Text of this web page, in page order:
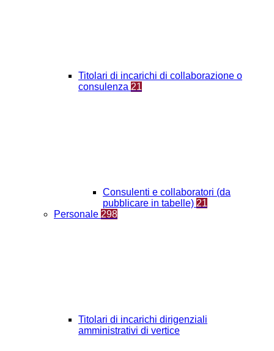
Titolari di incarichi di collaborazione o
consulenza 21
Consulenti e collaboratori (da
pubblicare in tabelle) 21
Personale 298
Titolari di incarichi dirigenziali
amministrativi di vertice